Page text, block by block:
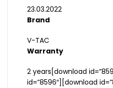
23.03.2022
Brand
V-TAC
Warranty
2 years[download
id=”8596″][download